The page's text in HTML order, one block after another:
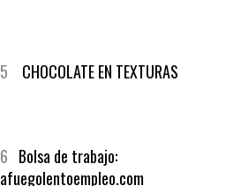
5 CHOCOLATE EN TEXTURAS
6 Bolsa de trabajo:
afuegolentoempleo.com